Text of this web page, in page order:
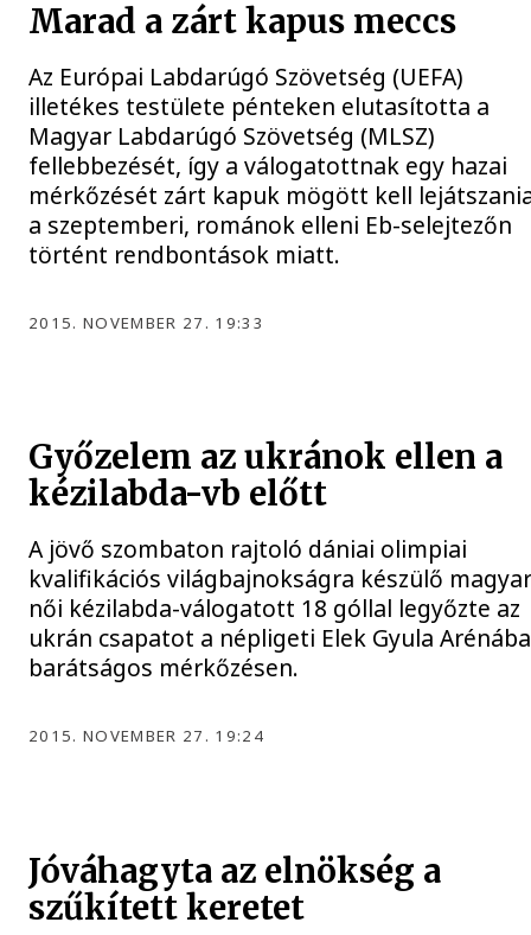
Marad a zárt kapus meccs
Az Európai Labdarúgó Szövetség (UEFA)
illetékes testülete pénteken elutasította a
Magyar Labdarúgó Szövetség (MLSZ)
fellebbezését, így a válogatottnak egy hazai
mérkőzését zárt kapuk mögött kell
a szeptemberi, románok elleni Eb-selejtezőn
történt rendbontások miatt.
2015. NOVEMBER 27. 19:33
Győzelem az ukránok ellen a
kézilabda-vb előtt
A jövő szombaton rajtoló dániai olimpiai
kvalifikációs világbajnokságra készülő
női kézilabda-válogatott 18 góllal legyőzte az
ukrán csapatot a népligeti Elek Gyula
barátságos mérkőzésen.
2015. NOVEMBER 27. 19:24
Jóváhagyta az elnökség a
szűkített keretet